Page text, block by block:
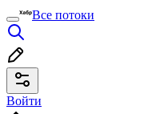
Все потоки
Войти